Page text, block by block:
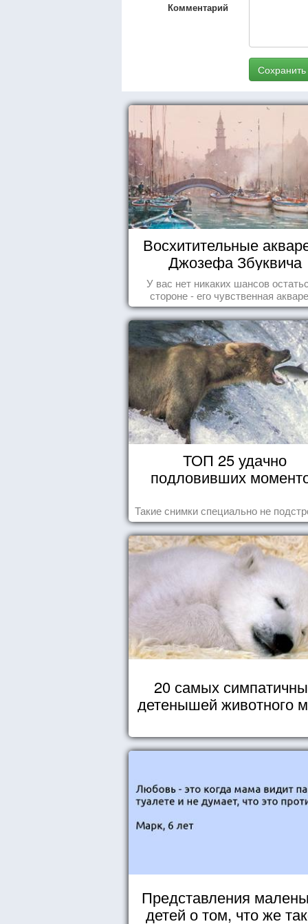
Комментарий
Сохранить
Восхитительные
Джозефа Збуквича
У вас нет никаких шансов
стороне - его чувственная
покорила жителей всего мира.
ТОП 25 удачно
подловивших
Такие снимки специально не
20 самых
детенышей животного
Представления
детей о том, что же